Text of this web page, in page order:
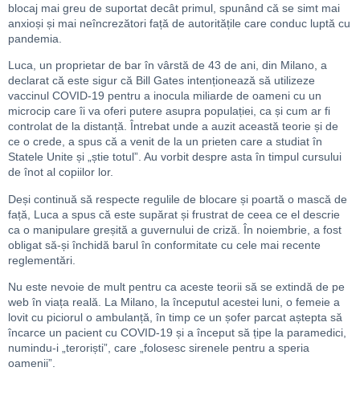
blocaj mai greu de suportat decât primul, spunând că se simt mai
anxioși și mai neîncrezători față de autoritățile care conduc luptă cu
pandemia.
Luca, un proprietar de bar în vârstă de 43 de ani, din Milano, a
declarat că este sigur că Bill Gates intenționează să utilizeze
vaccinul COVID-19 pentru a inocula miliarde de oameni cu un
microcip care îi va oferi putere asupra populației, ca și cum ar fi
controlat de la distanță. Întrebat unde a auzit această teorie și de
ce o crede, a spus că a venit de la un prieten care a studiat în
Statele Unite și „știe totul”. Au vorbit despre asta în timpul cursului
de înot al copiilor lor.
Deși continuă să respecte regulile de blocare și poartă o mască de
față, Luca a spus că este supărat și frustrat de ceea ce el descrie
ca o manipulare greșită a guvernului de criză. În noiembrie, a fost
obligat să-și închidă barul în conformitate cu cele mai recente
reglementări.
Nu este nevoie de mult pentru ca aceste teorii să se extindă de pe
web în viața reală. La Milano, la începutul acestei luni, o femeie a
lovit cu piciorul o ambulanță, în timp ce un șofer parcat aștepta să
încarce un pacient cu COVID-19 și a început să țipe la paramedici,
numindu-i „teroriști”, care „folosesc sirenele pentru a speria
oamenii”.